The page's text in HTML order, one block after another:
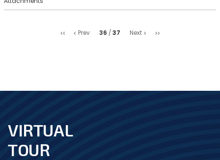
처
Prev 36 37 Next
마
footer
VIRTUAL
TOUR